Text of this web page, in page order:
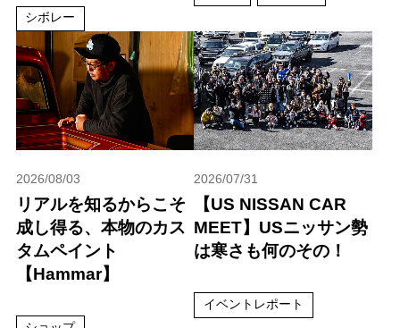
シボレー
2026/08/03
リアルを知るからこそ
成し得る、本物のカス
タムペイント
【Hammar】
2026/07/31
【US NISSAN CAR
MEET】USニッサン勢
は寒さも何のその！
イベントレポート